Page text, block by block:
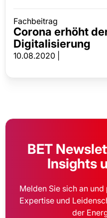
Fachbeitrag
Corona erhöht
Digitalisierung
10.08.2020 |
BET
Insights
Melden Sie sich an
Expertise und
der